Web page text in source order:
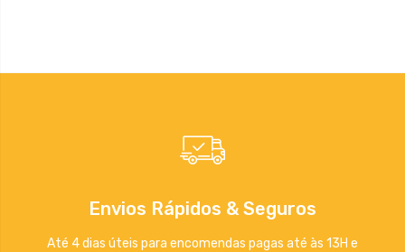
Envios Rápidos & Seguros
Até 4 dias úteis para encomendas pagas até às 13H e